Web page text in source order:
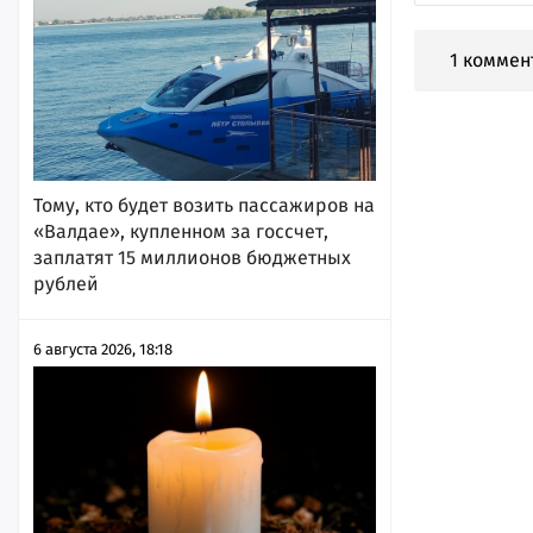
Тому, кто будет возить пассажиров на
«Валдае», купленном за госсчет,
заплатят 15 миллионов бюджетных
рублей
6 августа 2026, 18:18
1